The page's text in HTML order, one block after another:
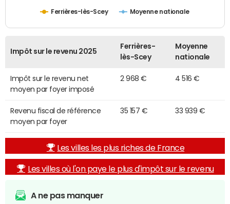
Ferrières-lès-Scey Moyenne nationale
Impôt sur le revenu 2025
Ferrières-
lès-Scey
Moyenne
nationale
Impôt sur le revenu net
moyen par foyer imposé
2 968 € 4 516 €
Revenu fiscal de référence
moyen par foyer
35 157 € 33 939 €
Les villes les plus riches de France
Les villes où l'on paye le plus d'impôt sur le revenu
A ne pas manquer